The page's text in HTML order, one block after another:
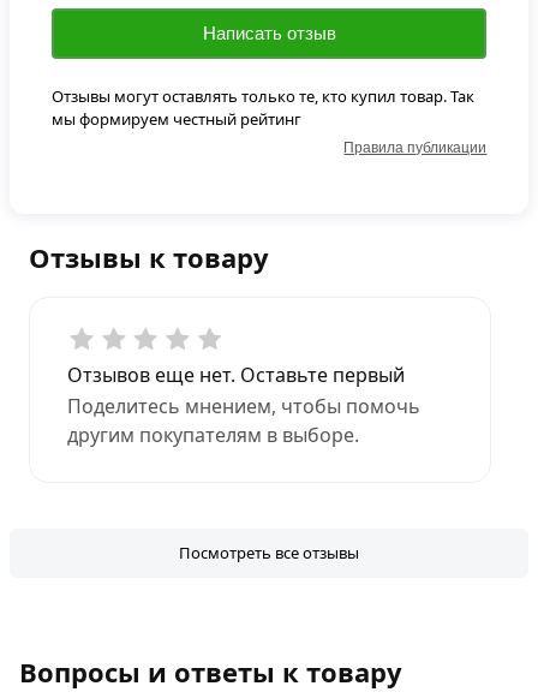
Отзывы к товару
Отзывов еще нет. Оставьте первый
Поделитесь мнением, чтобы помочь
другим покупателям в выборе.
Посмотреть все отзывы
Написать отзыв
Отзывы могут оставлять только те, кто купил товар. Так
мы формируем честный рейтинг
Правила публикации
Вопросы и ответы к товару